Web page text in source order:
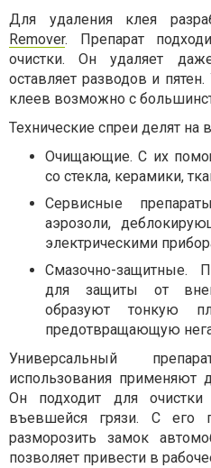
Для удаления клея
Remover. Препарат
очистки. Он удаляет
оставляет разводов и
клеев возможно с
Технические спреи делят на
Очищающие. С их
со стекла, керамики,
Сервисные
аэрозоли,
электрическими
Смазочно-защитные.
для защиты от
образуют тонкую
предотвращающую
Универсальный
использования применяют
Он подходит для очистки
въевшейся грязи. С
разморозить замок
позволяет привести в